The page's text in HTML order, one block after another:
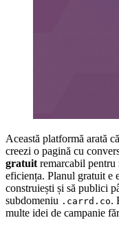
Această platformă arată
creezi o pagină cu
gratuit remarcabil pentru
eficiența. Planul gratuit e
construiești și să publici
subdomeniu .carrd.co.
multe idei de campanie